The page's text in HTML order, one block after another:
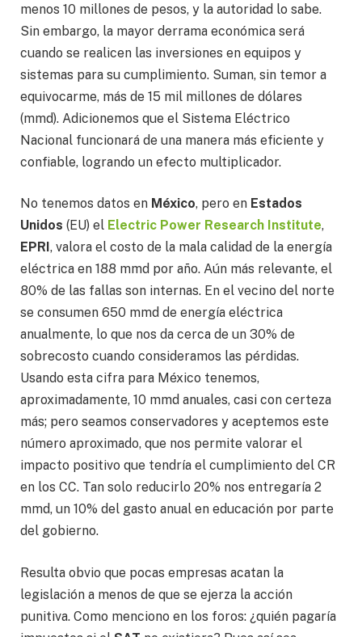
menos 10 millones de pesos, y la autoridad lo sabe.
Sin embargo, la mayor derrama económica será
cuando se realicen las inversiones en equipos y
sistemas para su cumplimiento. Suman, sin temor a
equivocarme, más de 15 mil millones de dólares
(mmd). Adicionemos que el Sistema Eléctrico
Nacional funcionará de una manera más eficiente y
confiable, logrando un efecto multiplicador.
No tenemos datos en México, pero en Estados
Unidos (EU) el Electric Power Research Institute,
EPRI, valora el costo de la mala calidad de la energía
eléctrica en 188 mmd por año. Aún más relevante, el
80% de las fallas son internas. En el vecino del norte
se consumen 650 mmd de energía eléctrica
anualmente, lo que nos da cerca de un 30% de
sobrecosto cuando consideramos las pérdidas.
Usando esta cifra para México tenemos,
aproximadamente, 10 mmd anuales, casi con certeza
más; pero seamos conservadores y aceptemos este
número aproximado, que nos permite valorar el
impacto positivo que tendría el cumplimiento del CR
en los CC. Tan solo reducirlo 20% nos entregaría 2
mmd, un 10% del gasto anual en educación por parte
del gobierno.
Resulta obvio que pocas empresas acatan la
legislación a menos de que se ejerza la acción
punitiva. Como menciono en los foros: ¿quién pagaría